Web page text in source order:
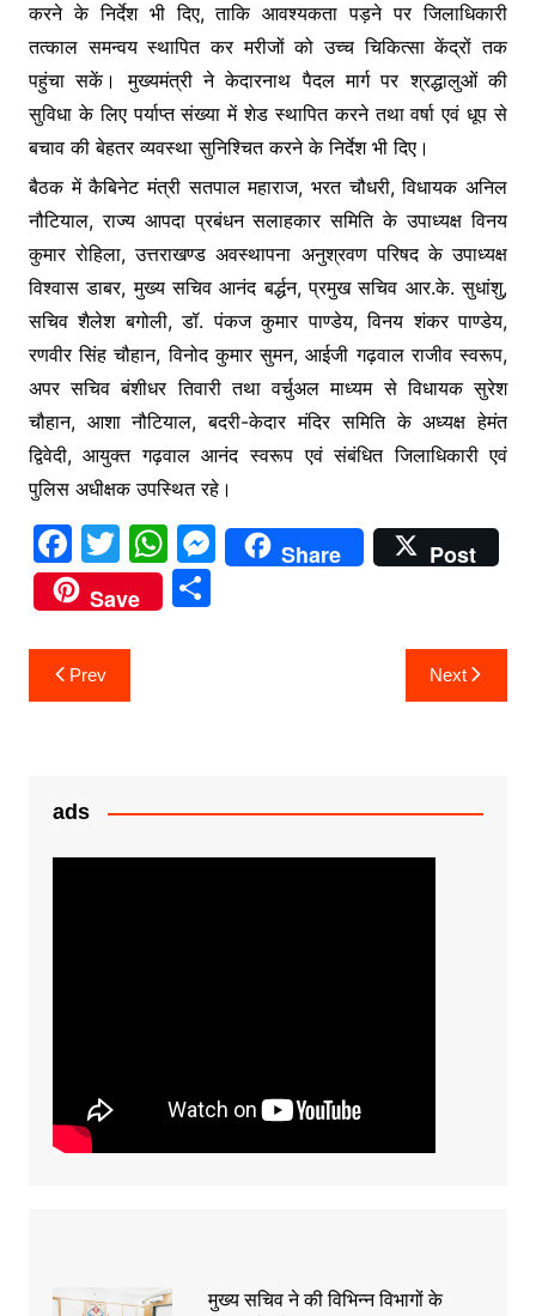
करने के निर्देश भी दिए, ताकि आवश्यकता पड़ने पर जिलाधिकारी
तत्काल समन्वय स्थापित कर मरीजों को उच्च चिकित्सा केंद्रों तक
पहुंचा सकें। मुख्यमंत्री ने केदारनाथ पैदल मार्ग पर श्रद्धालुओं की
सुविधा के लिए पर्याप्त संख्या में शेड स्थापित करने तथा वर्षा एवं धूप से
बचाव की बेहतर व्यवस्था सुनिश्चित करने के निर्देश भी दिए।
बैठक में कैबिनेट मंत्री सतपाल महाराज, भरत चौधरी, विधायक अनिल
नौटियाल, राज्य आपदा प्रबंधन सलाहकार समिति के उपाध्यक्ष विनय
कुमार रोहिला, उत्तराखण्ड अवस्थापना अनुश्रवण परिषद के उपाध्यक्ष
विश्वास डाबर, मुख्य सचिव आनंद बर्द्धन, प्रमुख सचिव आर.के. सुधांशु,
सचिव शैलेश बगोली, डॉ. पंकज कुमार पाण्डेय, विनय शंकर पाण्डेय,
रणवीर सिंह चौहान, विनोद कुमार सुमन, आईजी गढ़वाल राजीव स्वरूप,
अपर सचिव बंशीधर तिवारी तथा वर्चुअल माध्यम से विधायक सुरेश
चौहान, आशा नौटियाल, बदरी-केदार मंदिर समिति के अध्यक्ष हेमंत
द्विवेदी, आयुक्त गढ़वाल आनंद स्वरूप एवं संबंधित जिलाधिकारी एवं
पुलिस अधीक्षक उपस्थित रहे।
F
a
c
e
b
k
T
w
itt
er
W
h
at
M
e
er
Share
Post
Save
S
Post
navigation
Prev Next
ads
मुख्य सचिव ने की विभिन्न विभागों के